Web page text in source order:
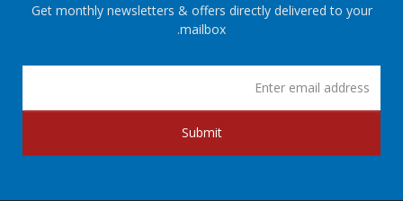
Get monthly newsletters & offers directly delivered to your
mailbox.
Submit